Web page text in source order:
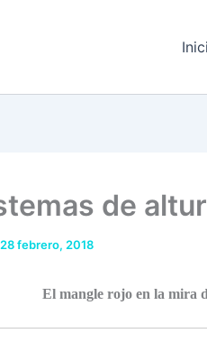
de
28 febrero, 2018
El mangle rojo en la mira